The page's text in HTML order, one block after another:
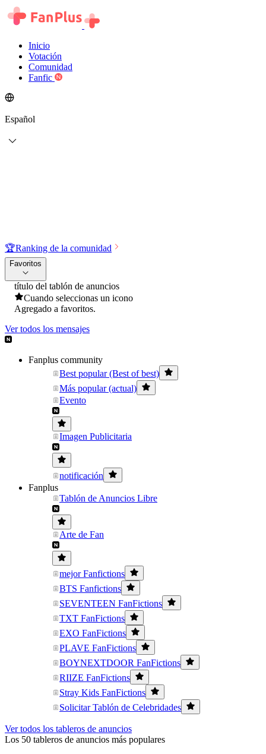
Inicio
Votación
Comunidad
Fanfic
Español
🏆Ranking de la comunidad
Favoritos
título del tablón de anuncios
Cuando seleccionas un icono
Agregado a favoritos.
Ver todos los mensajes
Fanplus community
Best popular (Best of best)
Más popular (actual)
Evento
Imagen Publicitaria
notificación
Fanplus
Tablón de Anuncios Libre
Arte de Fan
mejor Fanfictions
BTS Fanfictions
SEVENTEEN FanFictions
TXT FanFictions
EXO FanFictions
PLAVE FanFictions
BOYNEXTDOOR FanFictions
RIIZE FanFictions
Stray Kids FanFictions
Solicitar Tablón de Celebridades
Ver todos los tableros de anuncios
Los 50 tableros de anuncios más populares